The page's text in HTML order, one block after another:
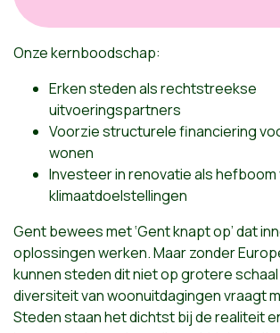
Onze kernboodschap:
Erken steden als rechtstreekse
uitvoeringspartners
Voorzie structurele financiering
wonen
Investeer in renovatie als
klimaatdoelstellingen
Gent bewees met ‘Gent knapt op’ dat
oplossingen werken. Maar zonder
kunnen steden dit niet op grotere
diversiteit van woonuitdagingen vraagt
Steden staan het dichtst bij de realiteit